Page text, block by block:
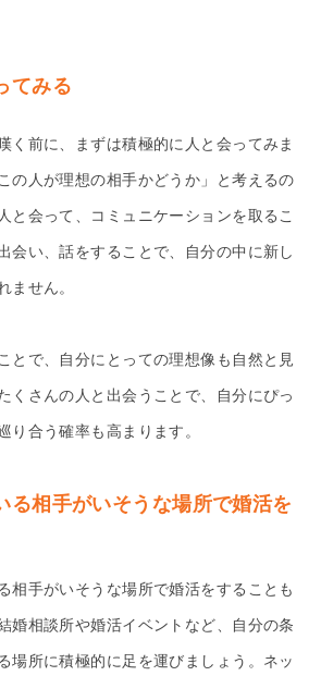
てみる
く前に、まずは積極的に人と会ってみま
の人が理想の相手かどうか」と考えるの
と会って、コミュニケーションを取るこ
会い、話をすることで、自分の中に新し
ません。
とで、自分にとっての理想像も自然と見
くさんの人と出会うことで、自分にぴっ
り合う確率も高まります。
る相手がいそうな場所で婚活を
相手がいそうな場所で婚活をすることも
婚相談所や婚活イベントなど、自分の条
場所に積極的に足を運びましょう。ネッ